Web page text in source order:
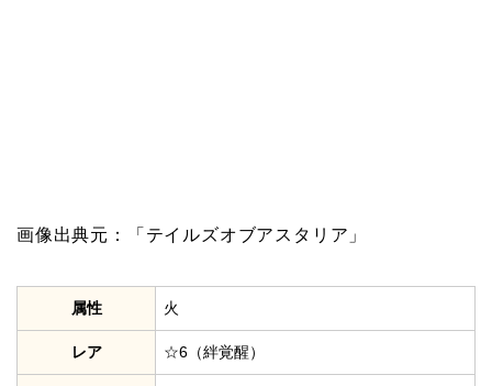
画像出典元：「テイルズオブアスタリア」
属性 火
レア ☆6（絆覚醒）